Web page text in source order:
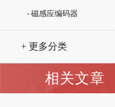
- 磁感应编码器
+ 更多分类
相关文章